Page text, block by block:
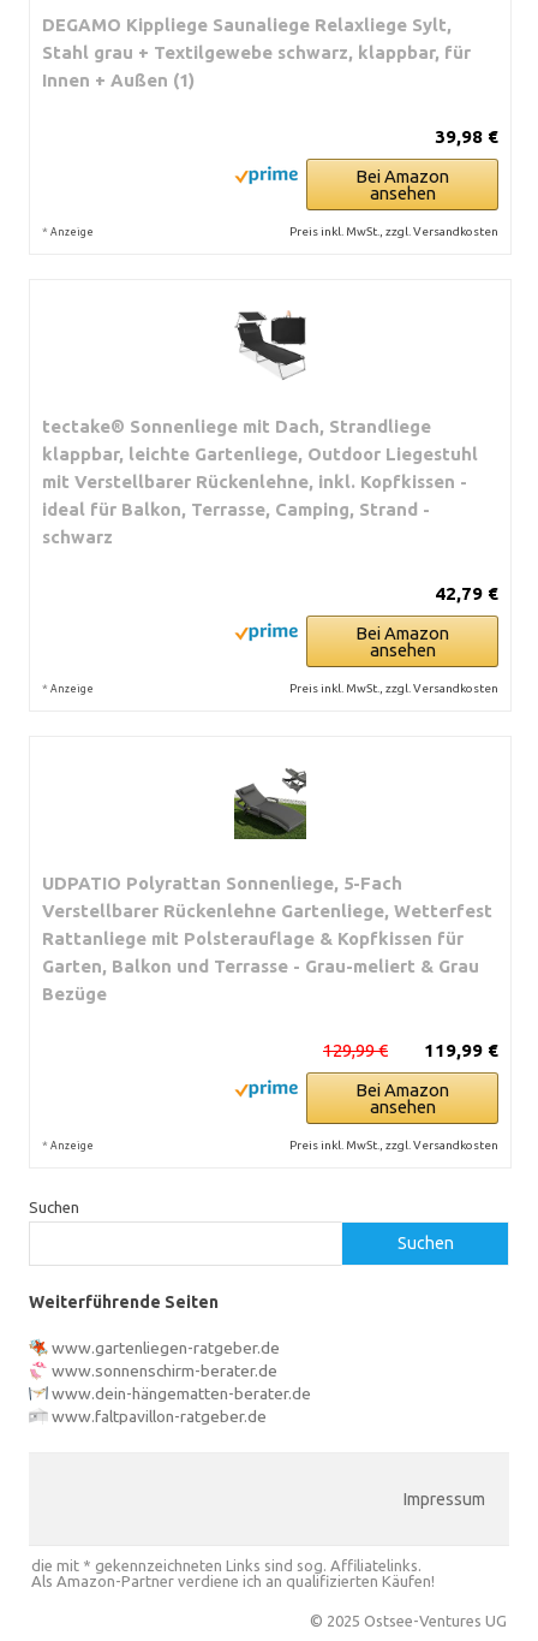
DEGAMO Kippliege Saunaliege Relaxliege Sylt,
Stahl grau + Textilgewebe schwarz, klappbar, für
Innen + Außen (1)
39,98 €
Bei Amazon
ansehen
* Anzeige Preis inkl. MwSt., zzgl. Versandkosten
tectake® Sonnenliege mit Dach, Strandliege
klappbar, leichte Gartenliege, Outdoor Liegestuhl
mit Verstellbarer Rückenlehne, inkl. Kopfkissen -
ideal für Balkon, Terrasse, Camping, Strand -
schwarz
42,79 €
Bei Amazon
ansehen
* Anzeige Preis inkl. MwSt., zzgl. Versandkosten
UDPATIO Polyrattan Sonnenliege, 5-Fach
Verstellbarer Rückenlehne Gartenliege, Wetterfest
Rattanliege mit Polsterauflage & Kopfkissen für
Garten, Balkon und Terrasse - Grau-meliert & Grau
Bezüge
119,99 €
129,99 €
Bei Amazon
ansehen
* Anzeige Preis inkl. MwSt., zzgl. Versandkosten
Suchen
Suchen
Weiterführende Seiten
www.gartenliegen-ratgeber.de
www.sonnenschirm-berater.de
www.dein-hängematten-berater.de
www.faltpavillon-ratgeber.de
Impressum
die mit * gekennzeichneten Links sind sog. Affiliatelinks.
Als Amazon-Partner verdiene ich an qualifizierten Käufen!
© 2025 Ostsee-Ventures UG